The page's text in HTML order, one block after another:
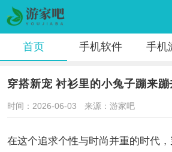
首页 手机软件 手机
穿搭新宠 衬衫里的小兔子蹦来
时间：2026-06-03 来源：游家吧
在这个追求个性与时尚并重的时代